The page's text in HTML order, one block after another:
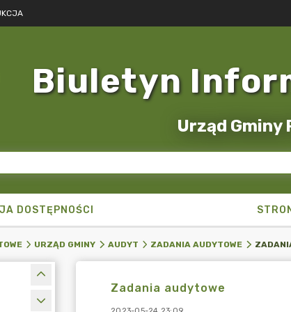
Biuletyn
Urząd Gminy
DOSTĘPNOŚCI
URZĄD GMINY AUDYT ZADANIA AUDYTOWE
Zadania audytowe